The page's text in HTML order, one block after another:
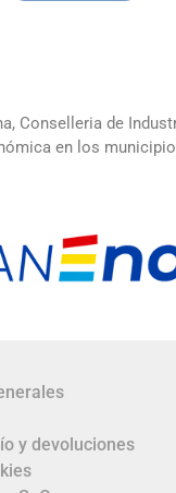
Conselleria de
en los
y devoluciones